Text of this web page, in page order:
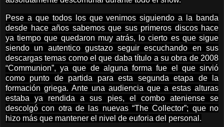
Pese a que todos los que venimos siguiendo a la banda
desde hace años sabemos que sus primeros discos hace
ya tiempo que quedaron muy atrás, lo cierto es que sigue
siendo un autentico gustazo seguir escuchando en sus
descargas temas como el que daba título a su obra de 2008
“Communion”, ya que de alguna forma fue el que sirvió
como punto de partida para esta segunda etapa de la
formación griega. Ante una audiencia que a estas alturas
estaba ya rendida a sus pies, el combo ateniense se
descolgó con otra de las nuevas “The Collector”; que no
hizo más que mantener el nivel de euforia del personal.